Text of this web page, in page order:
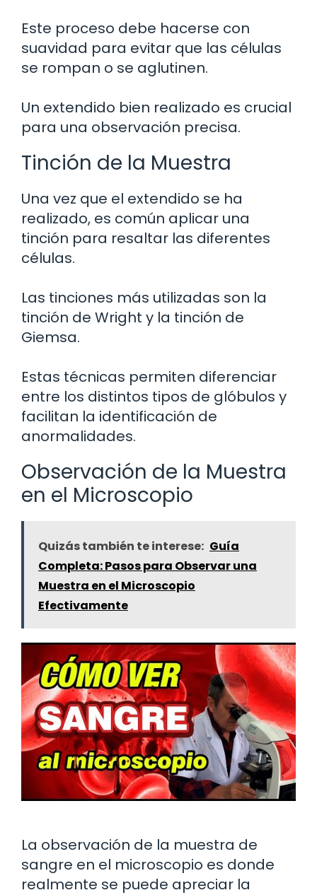
Este proceso debe hacerse con
suavidad para evitar que las células
se rompan o se aglutinen.
Un extendido bien realizado es crucial
para una observación precisa.
Tinción de la Muestra
Una vez que el extendido se ha
realizado, es común aplicar una
tinción para resaltar las diferentes
células.
Las tinciones más utilizadas son la
tinción de Wright y la tinción de
Giemsa.
Estas técnicas permiten diferenciar
entre los distintos tipos de glóbulos y
facilitan la identificación de
anormalidades.
Observación de la Muestra
en el Microscopio
Quizás también te interese: Guía
Completa: Pasos para Observar una
Muestra en el Microscopio
Efectivamente
La observación de la muestra de
sangre en el microscopio es donde
realmente se puede apreciar la